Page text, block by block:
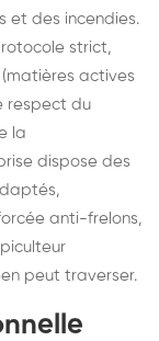
et des incendies.
strict,
(matières actives
respect du
la
dispose des
anti-frelons,
peut traverser.